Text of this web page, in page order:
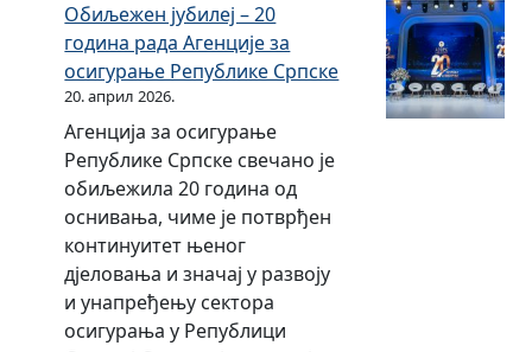
о
и
р
в
и
з
и
ј
у
Р
е
о
в
а
н
и
ф
и
н
а
н
с
и
Обиљежен јубилеј – 20
година рада Агенције за
осигурање Републике Српске
20. април 2026.
Агенција за осигурање
Републике Српске свечано је
обиљежила 20 година од
оснивања, чиме је потврђен
континуитет њеног
дјеловања и значај у развоју
и унапређењу сектора
осигурања у Републици